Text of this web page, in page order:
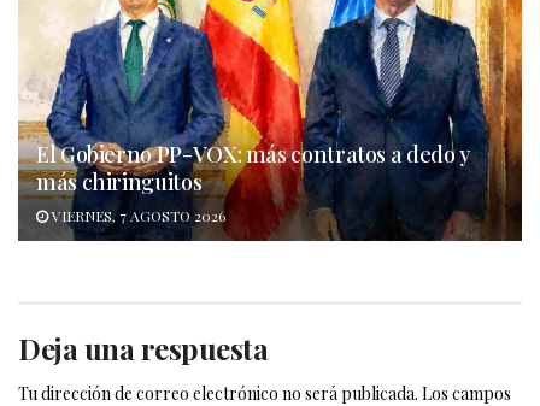
El Gobierno PP-VOX: más contratos a dedo y
más chiringuitos
VIERNES, 7 AGOSTO 2026
Deja una respuesta
Tu dirección de correo electrónico no será publicada. Los campos